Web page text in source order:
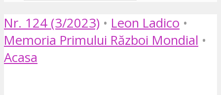
Nr. 124 (3/2023) • Leon Ladico •
Memoria Primului Război Mondial •
Acasa